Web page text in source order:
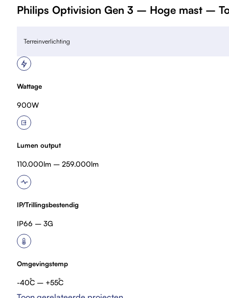
Philips Optivision Gen 3 – Hoge mast –
Terreinverlichting
Wattage
900W
Lumen output
110.000lm – 259.000lm
IP/Trillingsbestendig
IP66 – 3G
Omgevingstemp
-40˚C – +55˚C